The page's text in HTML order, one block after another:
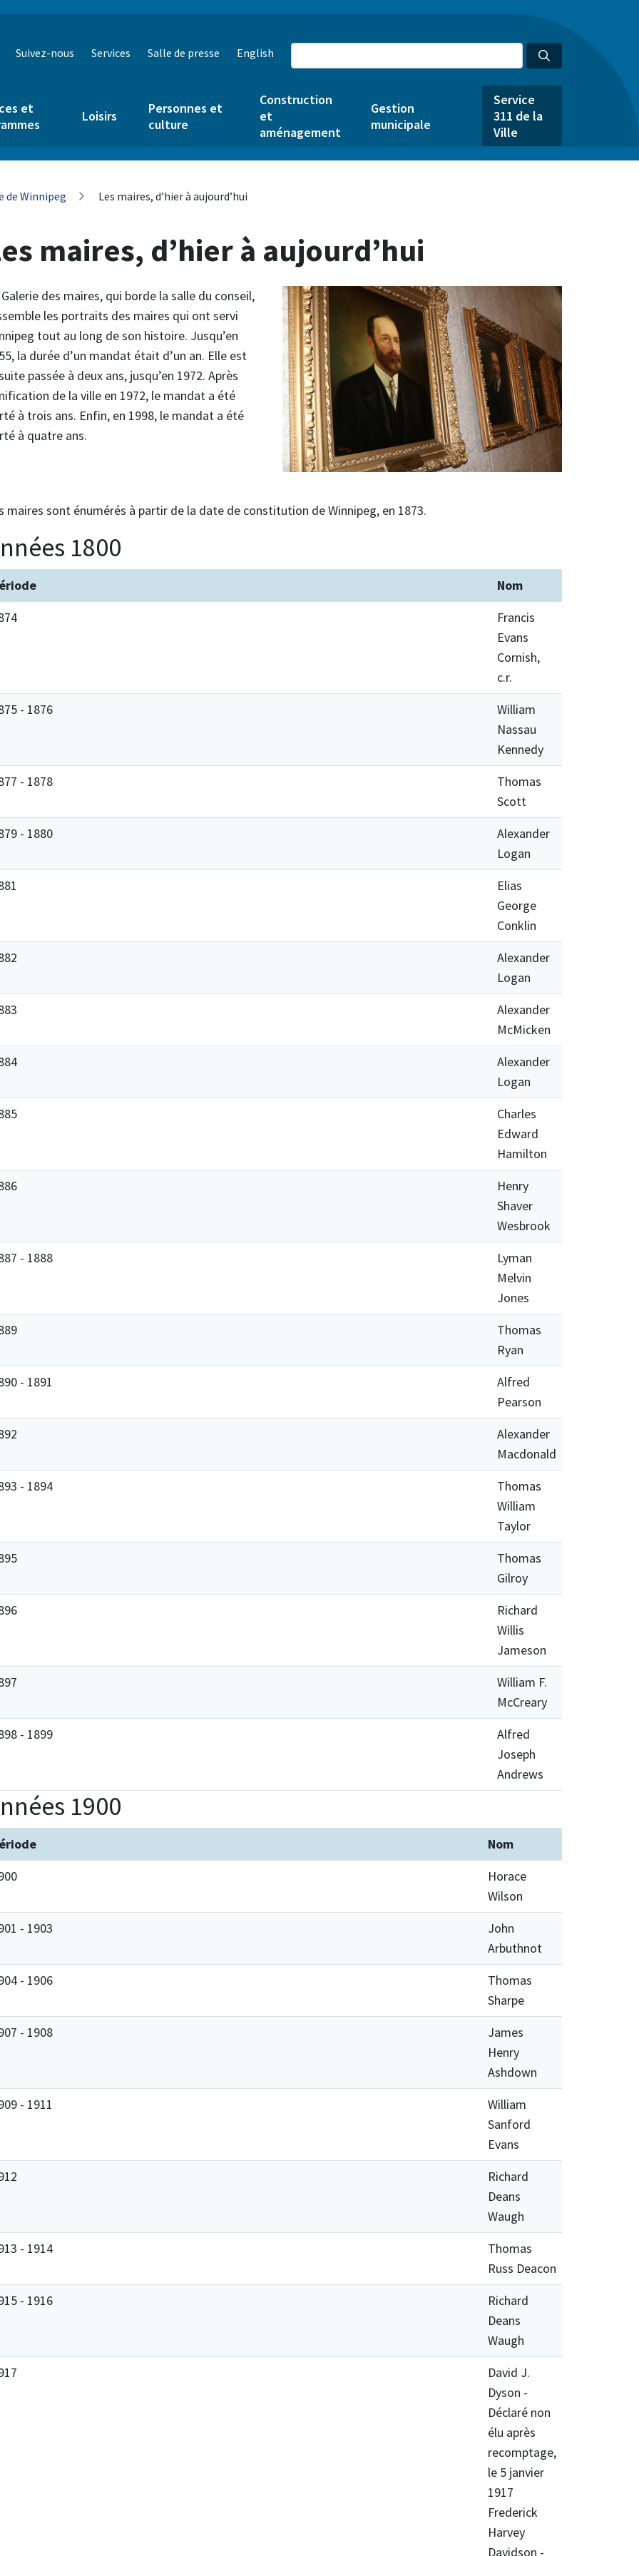
Suivez-nous Services Salle de presse English
et
Loisirs
Personnes et
culture
Construction
et
aménagement
Gestion
municipale
Service
311 de la
Ville
de Winnipeg Les maires, d’hier à aujourd’hui
maires, d’hier à aujourd’hui
Galerie des maires, qui borde la salle du conseil,
les portraits des maires qui ont servi
tout au long de son histoire. Jusqu’en
la durée d’un mandat était d’un an. Elle est
passée à deux ans, jusqu’en 1972. Après
de la ville en 1972, le mandat a été
à trois ans. Enfin, en 1998, le mandat a été
à quatre ans.
maires sont énumérés à partir de la date de constitution de Winnipeg, en 1873.
1800
Nom
Francis
Evans
Cornish,
c.r.
- 1876
William
Nassau
Kennedy
- 1878
Thomas
Scott
- 1880
Alexander
Logan
Elias
George
Conklin
Alexander
Logan
Alexander
McMicken
Alexander
Logan
Charles
Edward
Hamilton
Henry
Shaver
Wesbrook
- 1888
Lyman
Melvin
Jones
Thomas
Ryan
- 1891
Alfred
Pearson
Alexander
Macdonald
- 1894
Thomas
William
Taylor
Thomas
Gilroy
Richard
Willis
Jameson
William F.
McCreary
- 1899
Alfred
Joseph
Andrews
1900
Nom
Horace
Wilson
- 1903
John
Arbuthnot
- 1906
Thomas
Sharpe
- 1908
James
Henry
Ashdown
- 1911
William
Sanford
Evans
Richard
Deans
Waugh
- 1914
Thomas
Russ Deacon
- 1916
Richard
Deans
Waugh
David J.
Dyson -
Déclaré non
élu après
recomptage,
le 5 janvier
1917
Frederick
Harvey
Davidson -